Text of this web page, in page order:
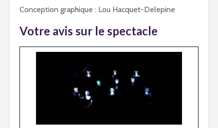
Conception graphique : Lou Hacquet-Delepine
Votre avis sur le spectacle